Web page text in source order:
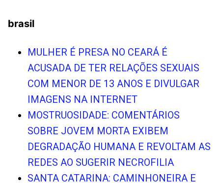
brasil
MULHER É PRESA NO CEARÁ É
ACUSADA DE TER RELAÇÕES SEXUAIS
COM MENOR DE 13 ANOS E DIVULGAR
IMAGENS NA INTERNET
MOSTRUOSIDADE: COMENTÁRIOS
SOBRE JOVEM MORTA EXIBEM
DEGRADAÇÃO HUMANA E REVOLTAM AS
REDES AO SUGERIR NECROFILIA
SANTA CATARINA: CAMINHONEIRA E